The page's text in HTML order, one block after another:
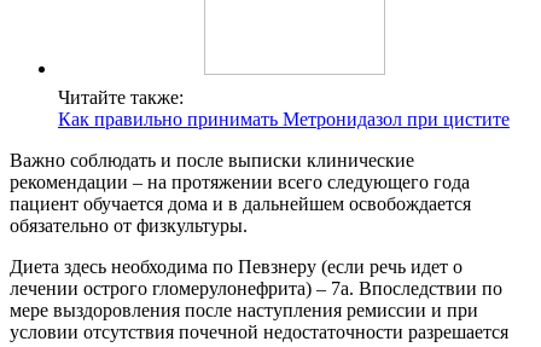
Читайте также:
Как правильно принимать Метронидазол при цистите
Важно соблюдать и после выписки клинические
рекомендации – на протяжении всего следующего года
пациент обучается дома и в дальнейшем освобождается
обязательно от физкультуры.
Диета здесь необходима по Певзнеру (если речь идет о
лечении острого гломерулонефрита) – 7а. Впоследствии по
мере выздоровления после наступления ремиссии и при
условии отсутствия почечной недостаточности разрешается